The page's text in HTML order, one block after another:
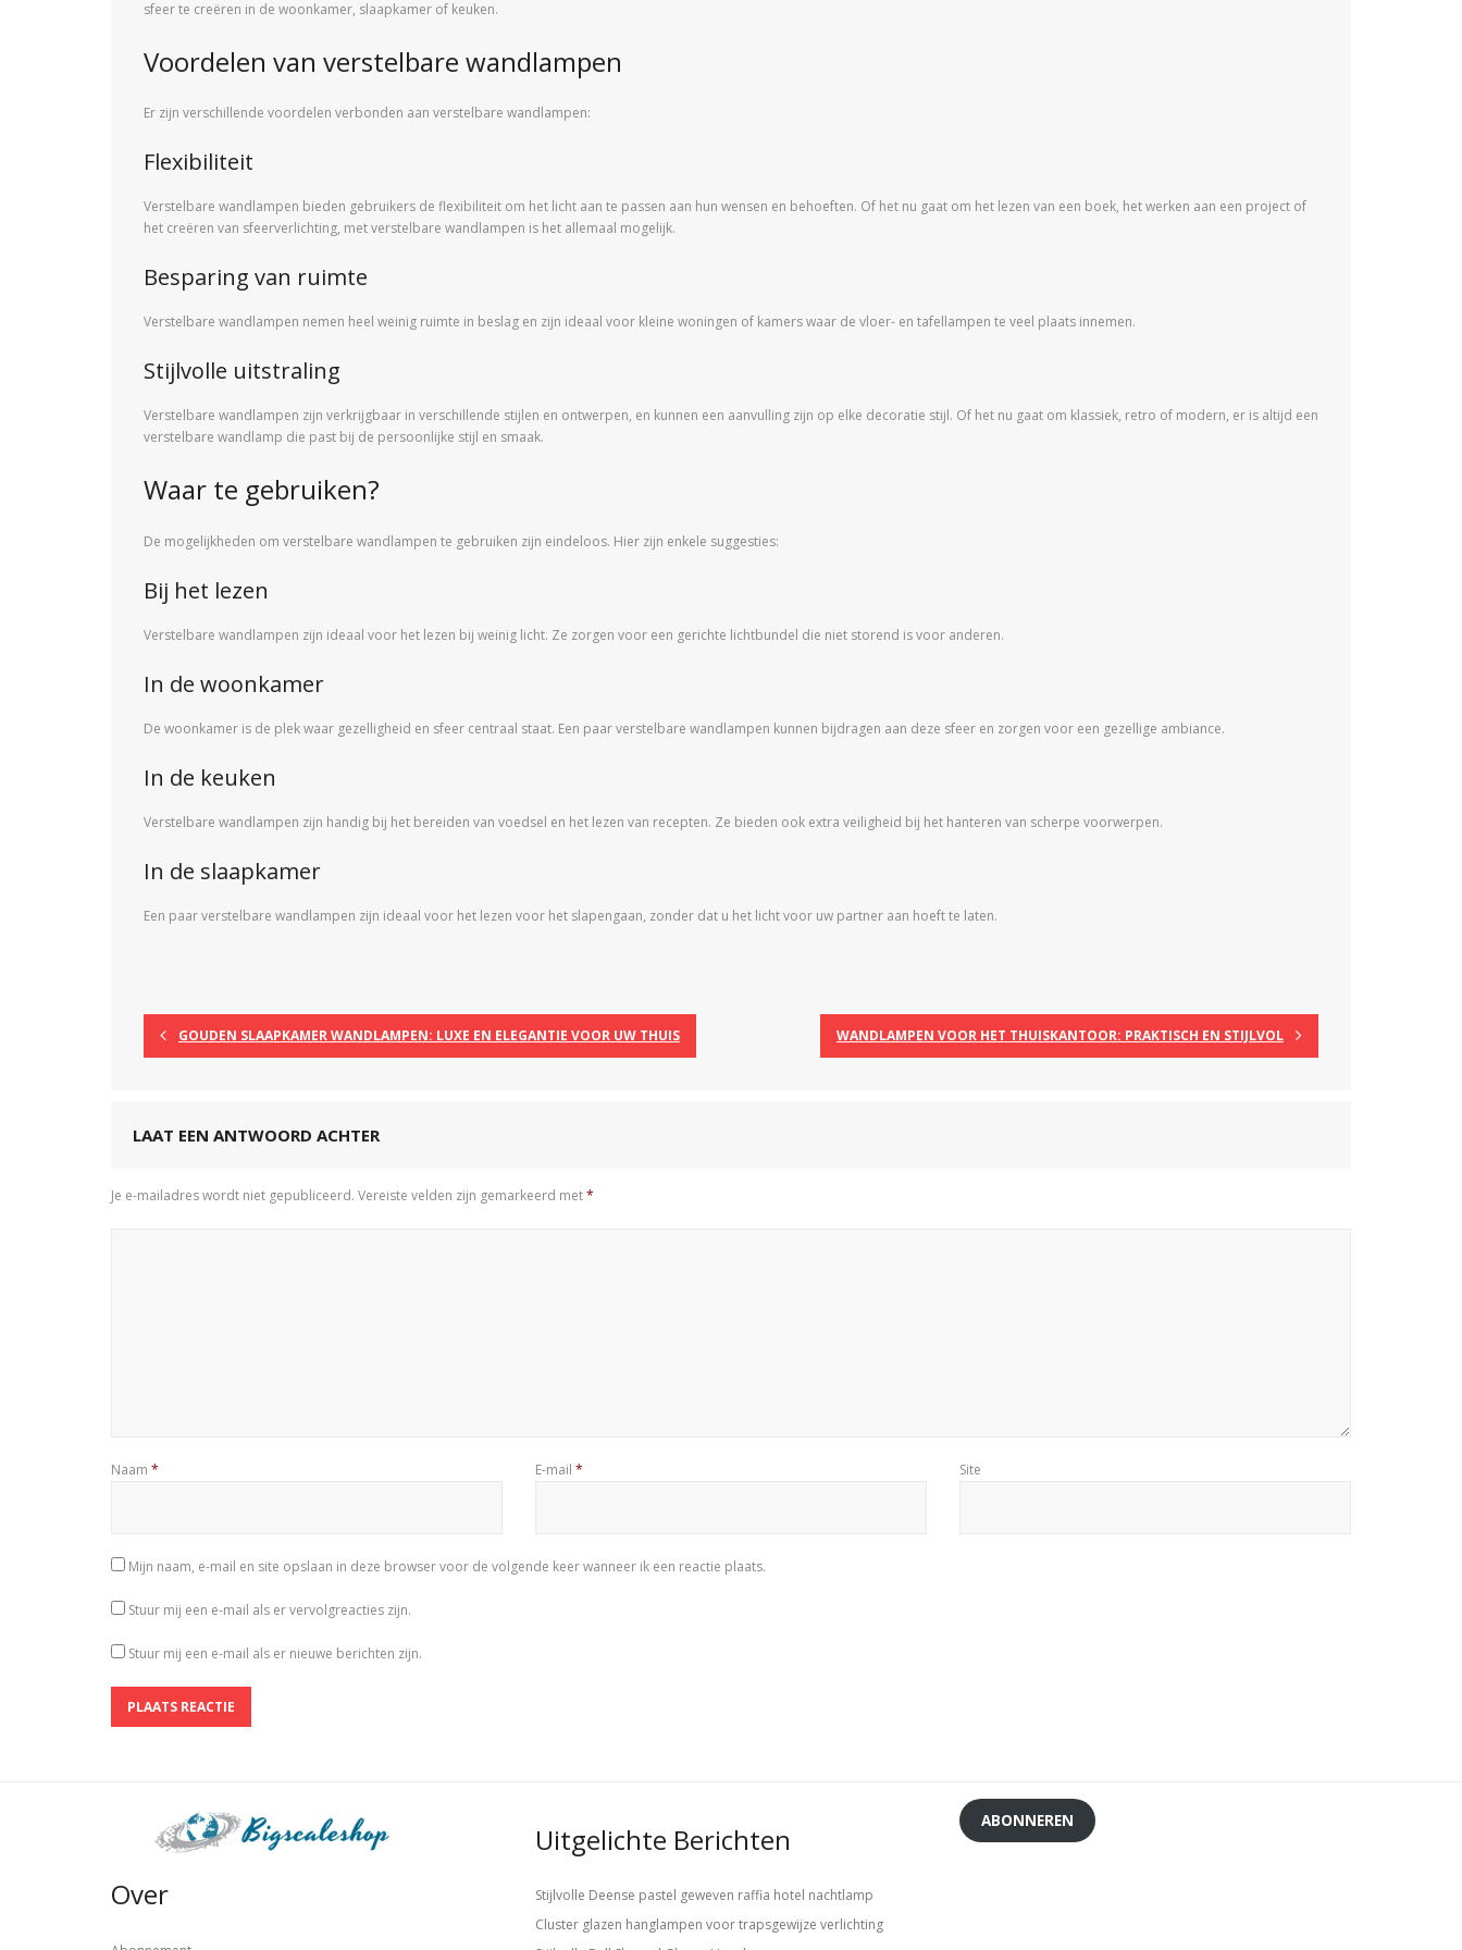
sfeer te creëren in de woonkamer, slaapkamer of keuken.
Voordelen van verstelbare wandlampen
Er zijn verschillende voordelen verbonden aan verstelbare wandlampen:
Flexibiliteit
Verstelbare wandlampen bieden gebruikers de flexibiliteit om het licht aan te passen aan hun wensen en behoeften. Of het nu gaat om het lezen van een boek, het werken aan een project of
het creëren van sfeerverlichting, met verstelbare wandlampen is het allemaal mogelijk.
Besparing van ruimte
Verstelbare wandlampen nemen heel weinig ruimte in beslag en zijn ideaal voor kleine woningen of kamers waar de vloer- en tafellampen te veel plaats innemen.
Stijlvolle uitstraling
Verstelbare wandlampen zijn verkrijgbaar in verschillende stijlen en ontwerpen, en kunnen een aanvulling zijn op elke decoratie stijl. Of het nu gaat om klassiek, retro of modern, er is altijd een
verstelbare wandlamp die past bij de persoonlijke stijl en smaak.
Waar te gebruiken?
De mogelijkheden om verstelbare wandlampen te gebruiken zijn eindeloos. Hier zijn enkele suggesties:
Bij het lezen
Verstelbare wandlampen zijn ideaal voor het lezen bij weinig licht. Ze zorgen voor een gerichte lichtbundel die niet storend is voor anderen.
In de woonkamer
De woonkamer is de plek waar gezelligheid en sfeer centraal staat. Een paar verstelbare wandlampen kunnen bijdragen aan deze sfeer en zorgen voor een gezellige ambiance.
In de keuken
Verstelbare wandlampen zijn handig bij het bereiden van voedsel en het lezen van recepten. Ze bieden ook extra veiligheid bij het hanteren van scherpe voorwerpen.
In de slaapkamer
Een paar verstelbare wandlampen zijn ideaal voor het lezen voor het slapengaan, zonder dat u het licht voor uw partner aan hoeft te laten.
GOUDEN SLAAPKAMER WANDLAMPEN: LUXE EN ELEGANTIE VOOR UW THUIS WANDLAMPEN VOOR HET THUISKANTOOR: PRAKTISCH EN STIJLVOL
LAAT EEN ANTWOORD ACHTER
Je e-mailadres wordt niet gepubliceerd. Vereiste velden zijn gemarkeerd met*
Naam * E-mail * Site
Mijn naam, e-mail en site opslaan in deze browser voor de volgende keer wanneer ik een reactie plaats.
Stuur mij een e-mail als er vervolgreacties zijn.
Stuur mij een e-mail als er nieuwe berichten zijn.
Over
Uitgelichte Berichten
Stijlvolle Deense pastel geweven raffia hotel nachtlamp
Cluster glazen hanglampen voor trapsgewijze verlichting
ABONNEREN